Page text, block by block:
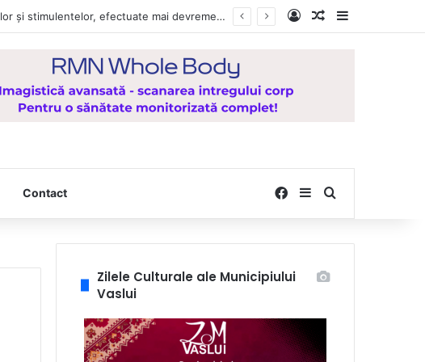
Vești bune pentru zeci de mii de vasluieni! Plățile alocațiilor, indemnizațiilor și stimulentelor, efectuate mai devreme în luna august 2026 Log InRandom Article
Contact Facebook
SidebarSearch for
Zilele Culturale ale Municipiului
Vaslui